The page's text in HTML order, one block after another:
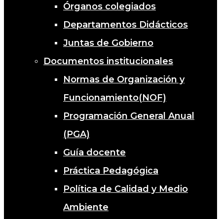
Órganos colegiados
Departamentos Didácticos
Juntas de Gobierno
Documentos institucionales
Normas de Organización y
Funcionamiento(NOF)
Programación General Anual
(PGA)
Guía docente
Práctica Pedagógica
Política de Calidad y Medio
Ambiente